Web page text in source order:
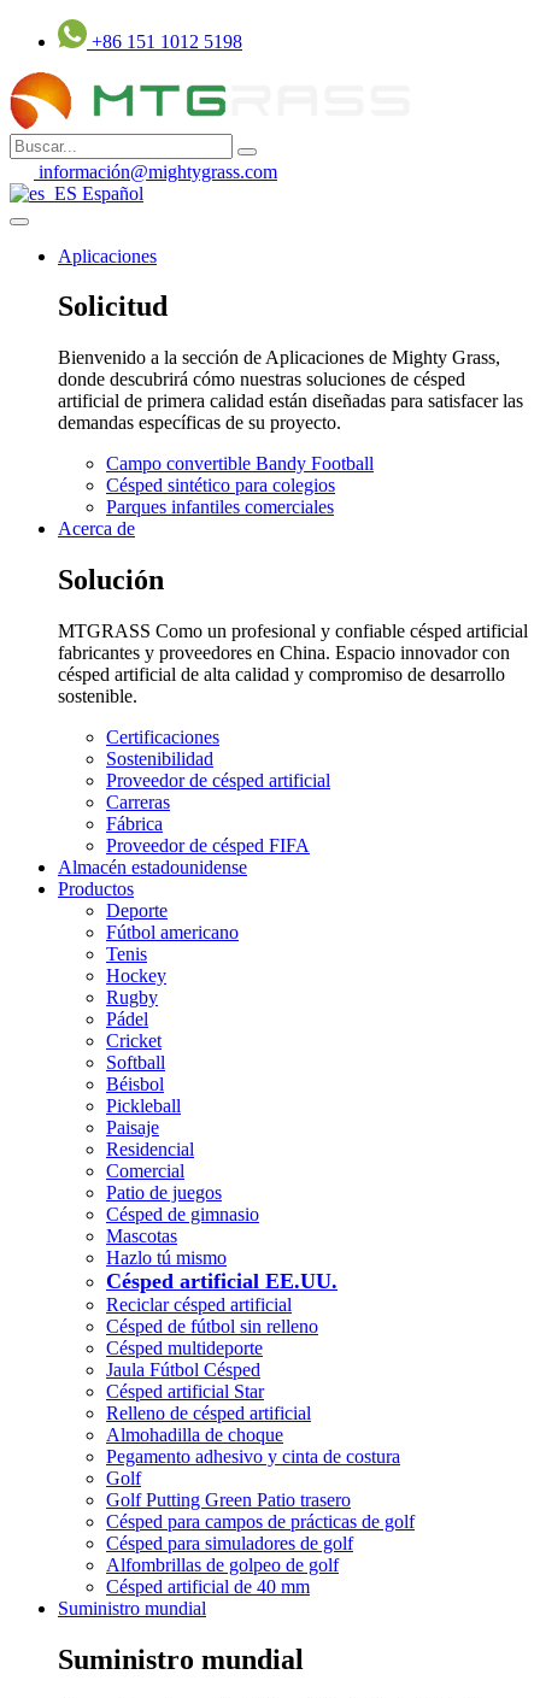
contenido
+86 151 1012 5198
información@mightygrass.com
Español
Aplicaciones
Solicitud
Bienvenido a la sección de Aplicaciones de Mighty Grass,
donde descubrirá cómo nuestras soluciones de césped
artificial de primera calidad están diseñadas para satisfacer las
demandas específicas de su proyecto.
Campo convertible Bandy Football
Césped sintético para colegios
Parques infantiles comerciales
Acerca de
Solución
MTGRASS Como un profesional y confiable césped artificial
fabricantes y proveedores en China. Espacio innovador con
césped artificial de alta calidad y compromiso de desarrollo
sostenible.
Certificaciones
Sostenibilidad
Proveedor de césped artificial
Carreras
Fábrica
Proveedor de césped FIFA
Almacén estadounidense
Productos
Deporte
Fútbol americano
Tenis
Hockey
Rugby
Pádel
Cricket
Softball
Béisbol
Pickleball
Paisaje
Residencial
Comercial
Patio de juegos
Césped de gimnasio
Mascotas
Hazlo tú mismo
Césped artificial EE.UU.
Reciclar césped artificial
Césped de fútbol sin relleno
Césped multideporte
Jaula Fútbol Césped
Césped artificial Star
Relleno de césped artificial
Almohadilla de choque
Pegamento adhesivo y cinta de costura
Golf
Golf Putting Green Patio trasero
Césped para campos de prácticas de golf
Césped para simuladores de golf
Alfombrillas de golpeo de golf
Césped artificial de 40 mm
Suministro mundial
Suministro mundial